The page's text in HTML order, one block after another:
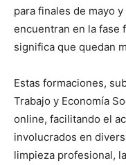
para finales de mayo
encuentran en la fase
significa que quedan
Estas formaciones,
Trabajo y Economía
online, facilitando el
involucrados en
limpieza profesional,